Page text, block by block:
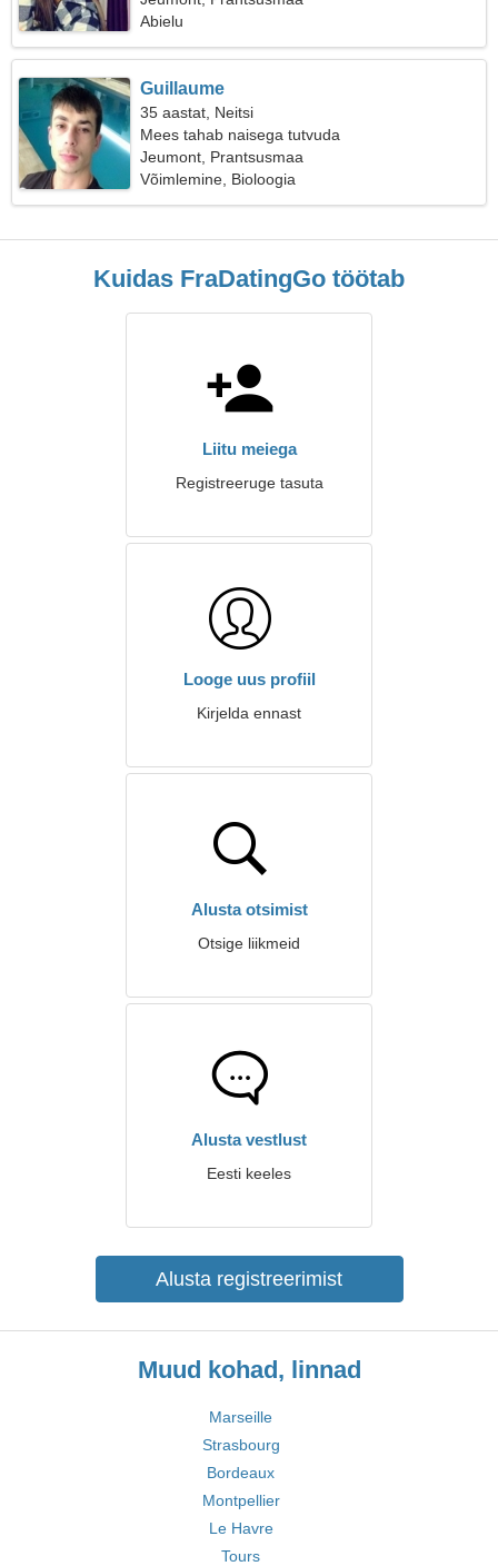
Abielu
Guillaume
35 aastat, Neitsi
Mees tahab naisega tutvuda
Jeumont, Prantsusmaa
Võimlemine, Bioloogia
Kuidas FraDatingGo töötab
Liitu meiega
Registreeruge tasuta
Looge uus profiil
Kirjelda ennast
Alusta otsimist
Otsige liikmeid
Alusta vestlust
Eesti keeles
Alusta registreerimist
Muud kohad, linnad
Marseille
Strasbourg
Bordeaux
Montpellier
Le Havre
Tours